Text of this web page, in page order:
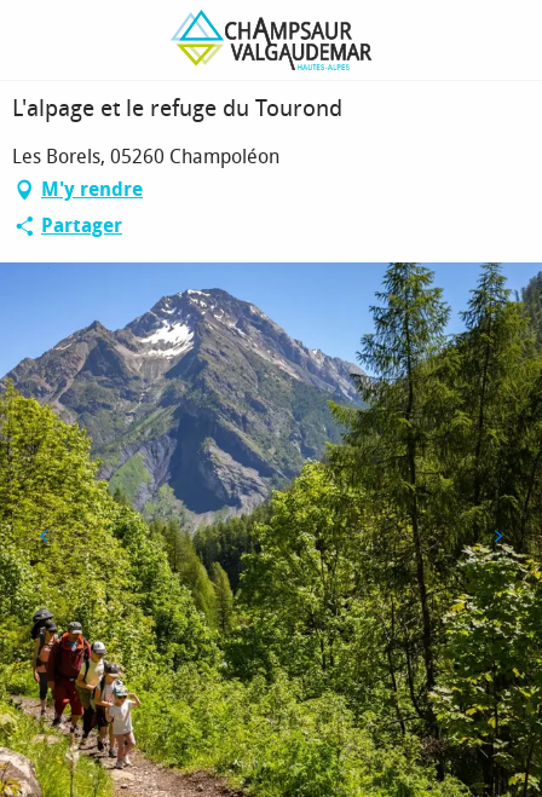
principal
L'alpage et le refuge du Tourond
L'alpage et le refuge du Tourond
Les Borels, 05260 Champoléon
M'y rendre
Partager